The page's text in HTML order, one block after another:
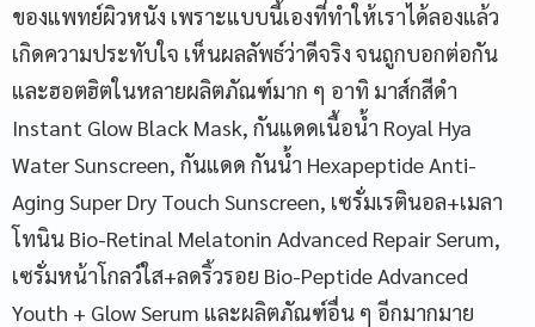
ของแพทย์ผิวหนัง เพราะแบบนี้เองที่ทำให้เราได้ลองแล้ว
เกิดความประทับใจ เห็นผลลัพธ์ว่าดีจริง จนถูกบอกต่อกัน
และฮอตฮิตในหลายผลิตภัณฑ์มาก ๆ อาทิ มาส์กสีดำ
Instant Glow Black Mask, กันแดดเนื้อน้ำ Royal Hya
Water Sunscreen, กันแดด กันน้ำ Hexapeptide Anti-
Aging Super Dry Touch Sunscreen, เซรั่มเรตินอล+เมลา
โทนิน Bio-Retinal Melatonin Advanced Repair Serum,
เซรั่มหน้าโกลว์ใส+ลดริ้วรอย Bio-Peptide Advanced
Youth + Glow Serum และผลิตภัณฑ์อื่น ๆ อีกมากมาย